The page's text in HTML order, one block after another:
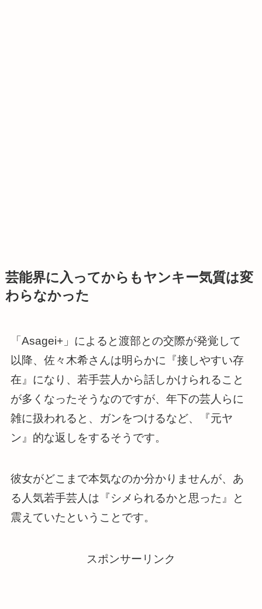
芸能界に入ってからもヤンキー気質は変
わらなかった
「Asagei+」によると渡部との交際が発覚して
以降、佐々木希さんは明らかに『接しやすい存
在』になり、若手芸人から話しかけられること
が多くなったそうなのですが、年下の芸人らに
雑に扱われると、ガンをつけるなど、『元ヤ
ン』的な返しをするそうです。
彼女がどこまで本気なのか分かりませんが、あ
る人気若手芸人は『シメられるかと思った』と
震えていたということです。
スポンサーリンク